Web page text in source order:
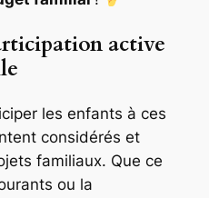
active
les enfants à ces
considérés et
familiaux. Que ce
ou la